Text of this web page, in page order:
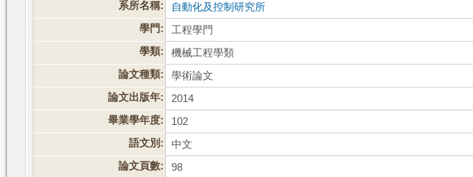
系所名稱:
自動化及控制研究所
學門:
工程學門
學類:
機械工程學類
論文種類:
學術論文
論文出版年:
2014
畢業學年度:
102
語文別:
中文
論文頁數:
98